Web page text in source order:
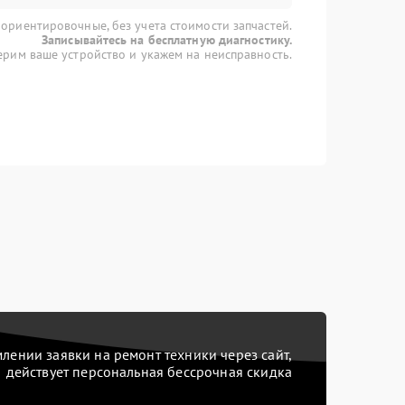
без учета стоимости запчастей.
Записывайтесь на бесплатную диагностику.
ваше устройство и укажем на неисправность.
заявки на ремонт техники через сайт,
действует персональная бессрочная скидка